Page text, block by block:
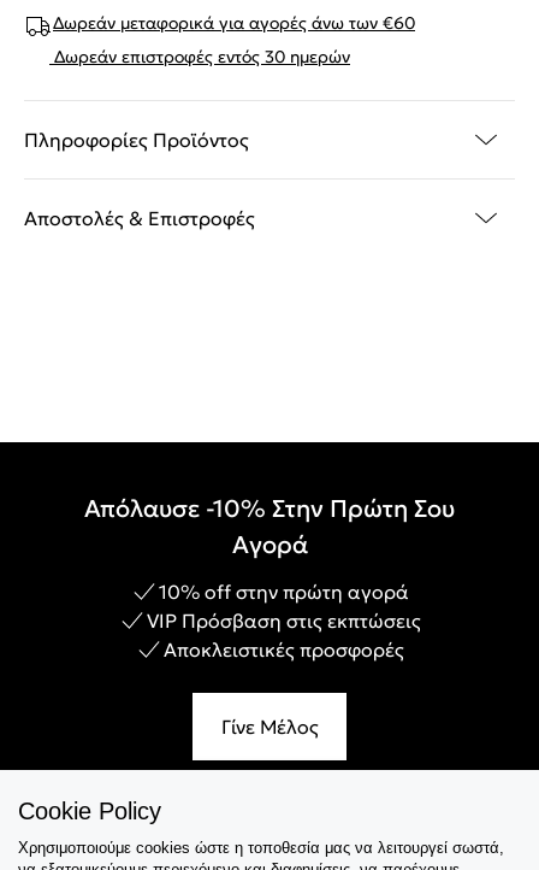
Δωρεάν μεταφορικά για αγορές άνω των €60
Δωρεάν επιστροφές εντός 30 ημερών
Πληροφορίες Προϊόντος
Αποστολές & Επιστροφές
Απόλαυσε -10% Στην Πρώτη Σου
Αγορά
10% off στην πρώτη αγορά
VIP Πρόσβαση στις εκπτώσεις
Αποκλειστικές προσφορές
Γίνε Μέλος
Εξυπηρέτηση
Cookie Policy
Χρησιμοποιούμε cookies ώστε η τοποθεσία μας να λειτουργεί σωστά,